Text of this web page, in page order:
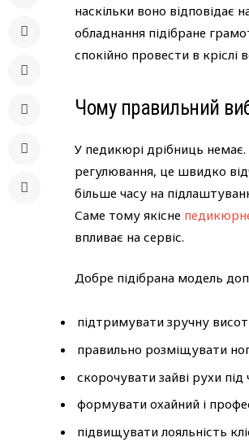
наскільки воно
обладнання підібране
спокійно провести в кріслі
Чому правильний
У педикюрі дрібниць
регулювання, це швидко
більше часу на
Саме тому якісне
впливає на сервіс.
Добре підібрана модель
підтримувати зручну
правильно розміщувати
скорочувати зайві рухи
формувати охайний і
підвищувати лояльність